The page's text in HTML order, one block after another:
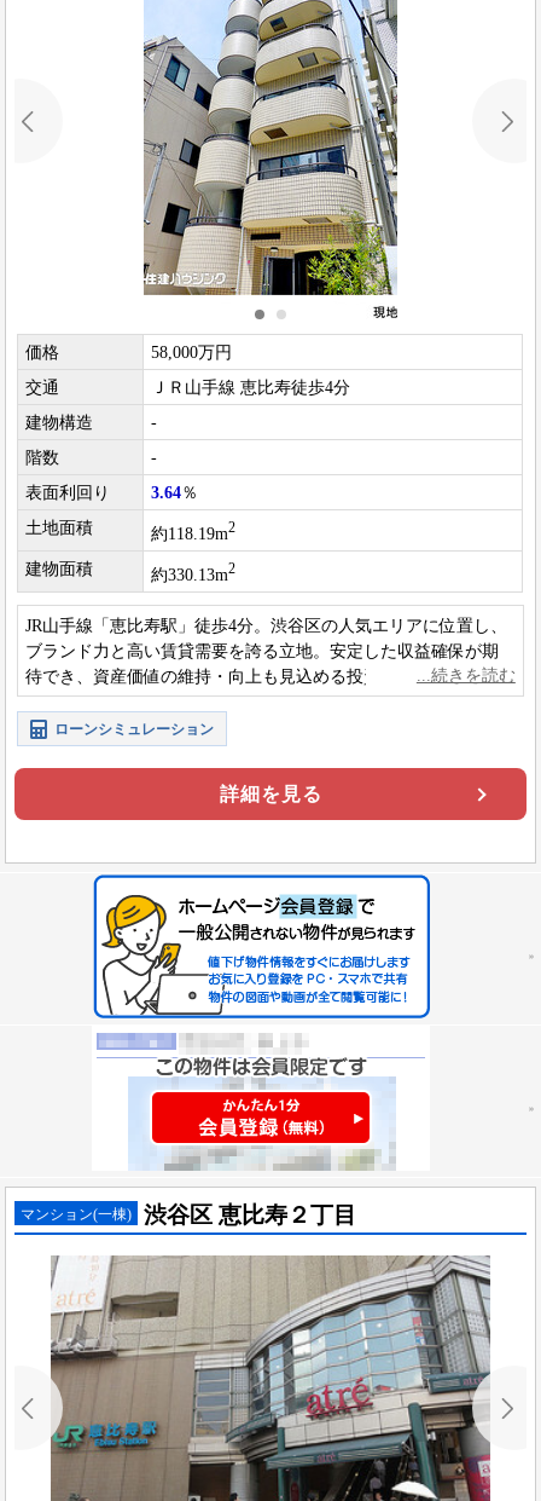
価格
58,000万円
交通
ＪＲ山手線 恵比寿徒歩4分
建物構造
-
階数
-
表面利回り
3.64％
土地面積
約118.19m2
建物面積 約330.13m2
JR山手線「恵比寿駅」徒歩4分。渋谷区の人気エリアに位置し、
ブランド力と高い賃貸需要を誇る立地。安定した収益確保が期
待でき、資産価値の維持・向上も見込める投資用物件です。
ローンシミュレーション
詳細を見る
マンション(一棟) 渋谷区 恵比寿２丁目